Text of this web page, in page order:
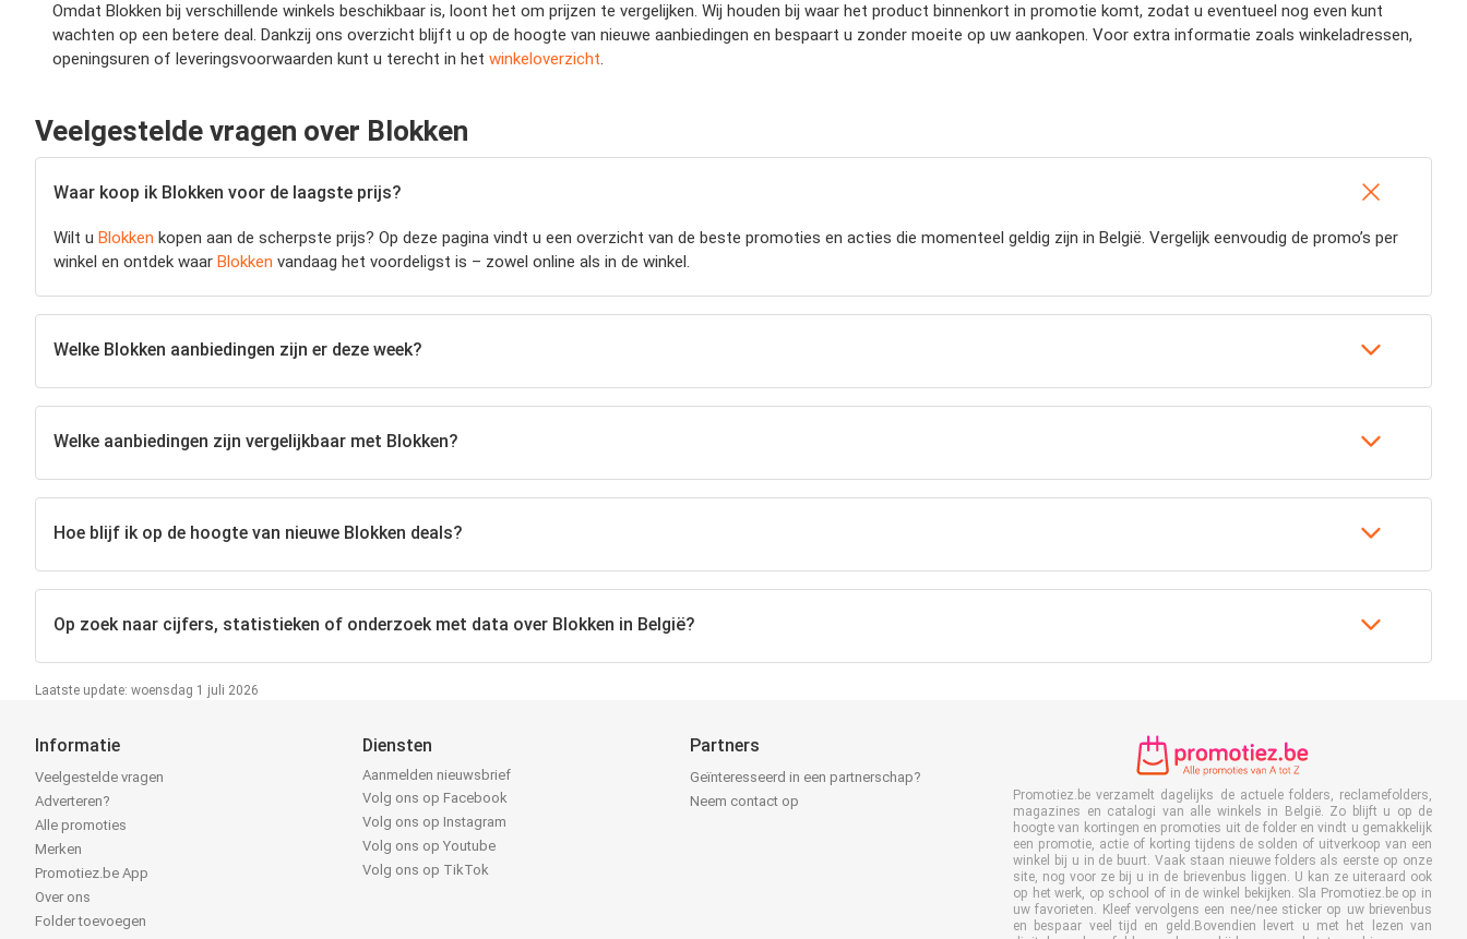
Omdat Blokken bij verschillende winkels beschikbaar is, loont het om prijzen te vergelijken. Wij houden bij waar het product binnenkort in promotie komt, zodat u eventueel nog even kunt
wachten op een betere deal. Dankzij ons overzicht blijft u op de hoogte van nieuwe aanbiedingen en bespaart u zonder moeite op uw aankopen. Voor extra informatie zoals winkeladressen,
openingsuren of leveringsvoorwaarden kunt u terecht in het winkeloverzicht.
Veelgestelde vragen over Blokken
Waar koop ik Blokken voor de laagste prijs?
Wilt u Blokken kopen aan de scherpste prijs? Op deze pagina vindt u een overzicht van de beste promoties en acties die momenteel geldig zijn in België. Vergelijk eenvoudig de promo’s per
winkel en ontdek waar Blokken vandaag het voordeligst is – zowel online als in de winkel.
Welke Blokken aanbiedingen zijn er deze week?
Welke aanbiedingen zijn vergelijkbaar met Blokken?
Hoe blijf ik op de hoogte van nieuwe Blokken deals?
Op zoek naar cijfers, statistieken of onderzoek met data over Blokken in België?
Laatste update: woensdag 1 juli 2026
Informatie
Veelgestelde vragen
Adverteren?
Alle promoties
Merken
Promotiez.be App
Over ons
Folder toevoegen
Diensten
Aanmelden nieuwsbrief
Volg ons op Facebook
Volg ons op Instagram
Volg ons op Youtube
Volg ons op TikTok
Partners
Geïnteresseerd in een partnerschap?
Neem contact op
Promotiez.be verzamelt dagelijks de actuele folders, reclamefolders,
magazines en catalogi van alle winkels in België. Zo blijft u op de
hoogte van kortingen en promoties uit de folder en vindt u gemakkelijk
een promotie, actie of korting tijdens de solden of uitverkoop van een
winkel bij u in de buurt. Vaak staan nieuwe folders als eerste op onze
site, nog voor ze bij u in de brievenbus liggen. U kan ze uiteraard ook
op het werk, op school of in de winkel bekijken. Sla Promotiez.be op in
uw favorieten. Kleef vervolgens een nee/nee sticker op uw brievenbus
en bespaar veel tijd en geld.Bovendien levert u met het lezen van